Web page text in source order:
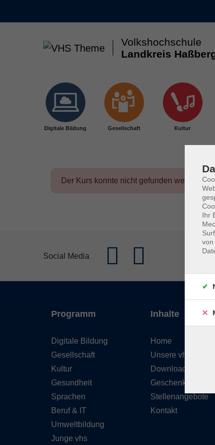
Volkshochschule
Landkreis
Digitale Bildung Gesellschaft Kultur
Der Kurs konnte nicht gefunden werden.
Social Media
Programm
Digitale Bildung
Gesellschaft
Kultur
Gesundheit
Sprachen
Beruf & IT
Umweltbildung
Junge vhs
Inhalte
Home
Unsere vhs
Downloads
Stellenangebote
Kontakt
Ihr
von